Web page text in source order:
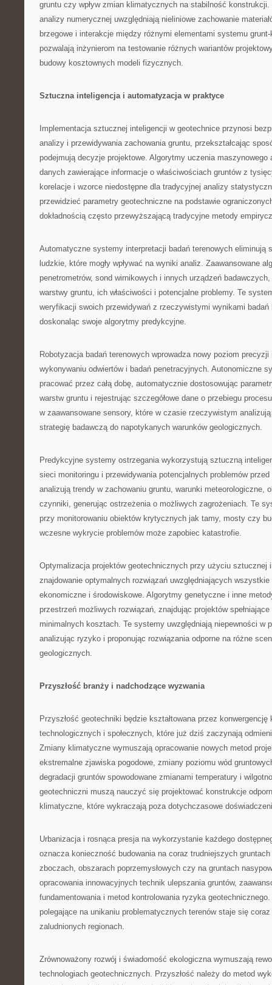
gruntu czy wpływ zmian klimatycznych na stabilność konstrukcji.
analizy numerycznej uwzględniają nieliniowe zachowanie
brzegowe i interakcje między różnymi elementami systemu
pozwalają inżynierom na testowanie różnych wariantów
budowy kosztownych modeli fizycznych.
Sztuczna inteligencja i automatyzacja w praktyce
Implementacja sztucznej inteligencji w geotechnice przynosi
analizy i przewidywania zachowania gruntu, przekształcając
podejmują decyzje projektowe. Algorytmy uczenia maszynowego
danych zawierające informacje o właściwościach gruntów z
korelacje i wzorce niedostępne dla tradycyjnej analizy
przewidzieć parametry geotechniczne na podstawie
dokładnością często przewyższającą tradycyjne metody
Automatyczne systemy interpretacji badań terenowych eliminują
ludzkie, które mogły wpływać na wyniki analiz. Zaawansowane
penetrometrów, sond wirnikowych i innych urządzeń
warstwy gruntu, ich właściwości i potencjalne problemy. Te
weryfikacji swoich przewidywań z rzeczywistymi wynikami badań
doskonaląc swoje algorytmy predykcyjne.
Robotyzacja badań terenowych wprowadza nowy poziom
wykonywaniu odwiertów i badań penetracyjnych. Autonomiczne
pracować przez całą dobę, automatycznie dostosowując
warstw gruntu i rejestrując szczegółowe dane o przebiegu
w zaawansowane sensory, które w czasie rzeczywistym
strategię badawczą do napotykanych warunków geologicznych.
Predykcyjne systemy ostrzegania wykorzystują sztuczną
sieci monitoringu i przewidywania potencjalnych problemów
analizują trendy w zachowaniu gruntu, warunki meteorologiczne,
czynniki, generując ostrzeżenia o możliwych zagrożeniach. Te
przy monitorowaniu obiektów krytycznych jak tamy, mosty czy
wczesne wykrycie problemów może zapobiec katastrofie.
Optymalizacja projektów geotechnicznych przy użyciu sztucznej
znajdowanie optymalnych rozwiązań uwzględniających
ekonomiczne i środowiskowe. Algorytmy genetyczne i inne
przestrzeń możliwych rozwiązań, znajdując projektów
minimalnych kosztach. Te systemy uwzględniają niepewności w
analizując ryzyko i proponując rozwiązania odporne na różne
geologicznych.
Przyszłość branży i nadchodzące wyzwania
Przyszłość geotechniki będzie kształtowana przez konwergencję
technologicznych i społecznych, które już dziś zaczynają
Zmiany klimatyczne wymuszają opracowanie nowych metod
ekstremalne zjawiska pogodowe, zmiany poziomu wód
degradacji gruntów spowodowane zmianami temperatury i
geotechniczni muszą nauczyć się projektować konstrukcje
klimatyczne, które wykraczają poza dotychczasowe
Urbanizacja i rosnąca presja na wykorzystanie każdego
oznacza konieczność budowania na coraz trudniejszych
zboczach, obszarach poprzemysłowych czy na gruntach
opracowania innowacyjnych technik ulepszania gruntów,
fundamentowania i metod kontrolowania ryzyka
polegające na unikaniu problematycznych terenów staje się
zaludnionych regionach.
Zrównoważony rozwój i świadomość ekologiczna wymuszają
technologiach geotechnicznych. Przyszłość należy do metod